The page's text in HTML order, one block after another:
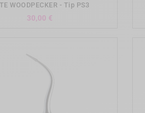
WOODPECKER - Tip PS3
30,00 €